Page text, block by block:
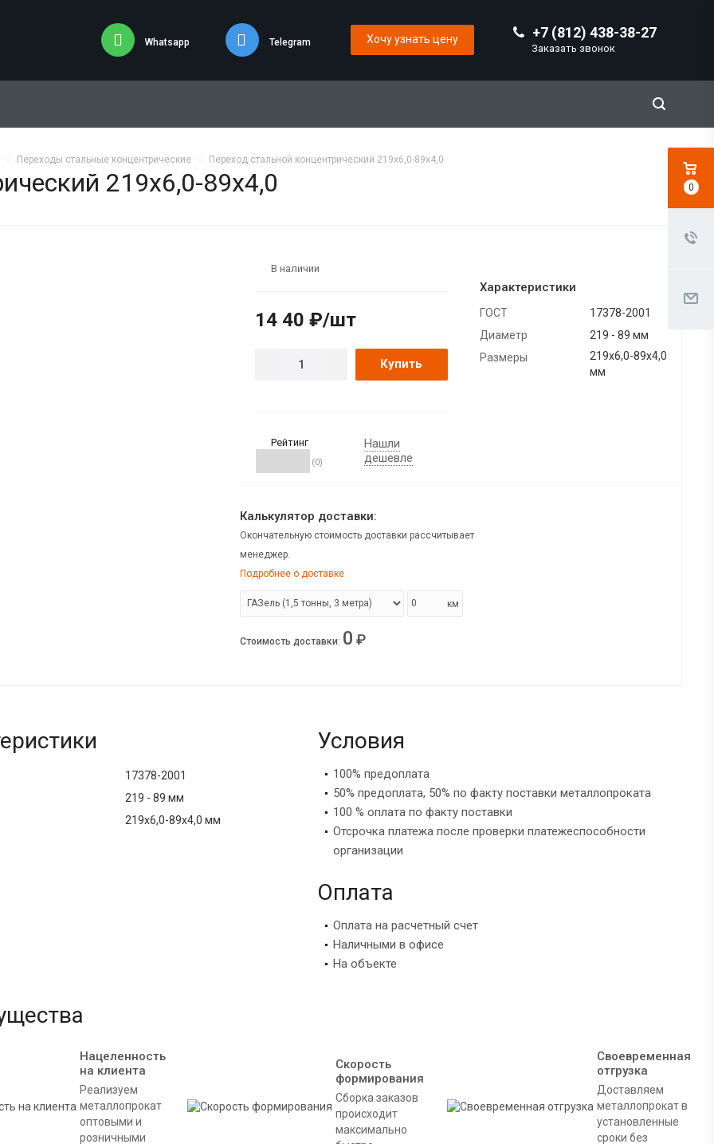
+7 (812) 438-38-27
Заказать звонок
Whatsapp Telegram Хочу узнать цену
Переходы стальные концентрические Переход стальной концентрический 219х6,0-89х4,0
219х6,0-89х4,0
В наличии
14 40 ₽/шт
Купить
Рейтинг
(0)
Нашли
дешевле
Характеристики
ГОСТ
17378-2001
Диаметр
219 - 89 мм
Размеры
219х6,0-89х4,0
мм
Калькулятор доставки:
Окончательную стоимость доставки рассчитывает
менеджер.
Подробнее о доставке
км
Стоимость доставки: 0 ₽
17378-2001
219 - 89 мм
219х6,0-89х4,0 мм
Условия
100% предоплата
50% предоплата, 50% по факту поставки металлопроката
100 % оплата по факту поставки
Отсрочка платежа после проверки платежеспособности
организации
Оплата
Оплата на расчетный счет
Наличными в офисе
На объекте
Нацеленность
на клиента
Реализуем
металлопрокат
оптовыми и
розничными
Скорость
формирования
Сборка заказов
происходит
максимально
Своевременная
отгрузка
Доставляем
металлопрокат в
установленные
сроки без
0